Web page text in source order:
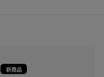
新商品